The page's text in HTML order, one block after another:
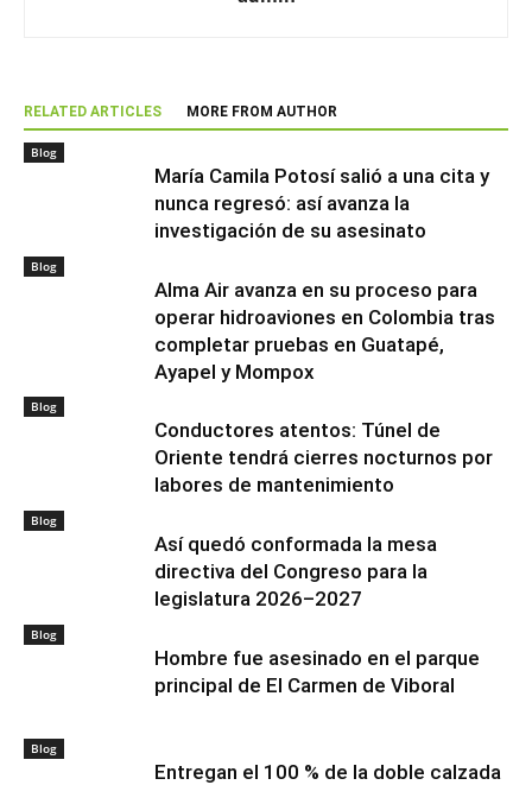
RELATED ARTICLES MORE FROM AUTHOR
Blog
María Camila Potosí salió a una cita y
nunca regresó: así avanza la
investigación de su asesinato
Blog
Alma Air avanza en su proceso para
operar hidroaviones en Colombia tras
completar pruebas en Guatapé,
Ayapel y Mompox
Blog
Conductores atentos: Túnel de
Oriente tendrá cierres nocturnos por
labores de mantenimiento
Blog
Así quedó conformada la mesa
directiva del Congreso para la
legislatura 2026–2027
Blog
Hombre fue asesinado en el parque
principal de El Carmen de Viboral
Blog
Entregan el 100 % de la doble calzada